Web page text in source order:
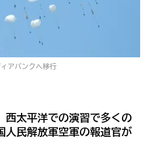
ィアバンクへ移行
西太平洋での演習で多くの
人民解放軍空軍の報道官が